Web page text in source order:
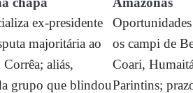
ex-presidente
majoritária ao
aliás,
grupo que blindou
os campi de
Coari,
Parintins;